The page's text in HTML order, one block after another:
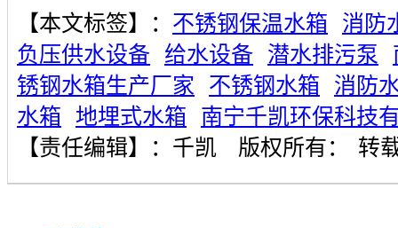
【本文标签】： 不锈钢保温水箱
消防
负压供水设备
给水设备 潜水排污泵
锈钢水箱生产厂家
不锈钢水箱
消防
水箱
地埋式水箱
南宁千凯环保科技
【责任编辑】： 千凯 版权所有： 转